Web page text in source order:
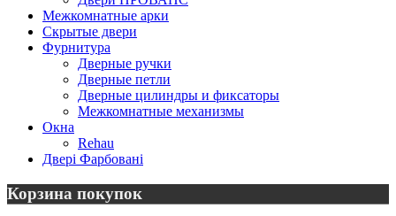
Межкомнатные арки
Скрытые двери
Фурнитура
Дверные ручки
Дверные петли
Дверные цилиндры и фиксаторы
Межкомнатные механизмы
Окна
Rehau
Двері Фарбовані
Корзина покупок